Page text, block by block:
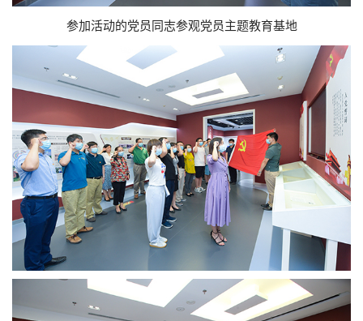
参加活动的党员同志参观党员主题教育基地